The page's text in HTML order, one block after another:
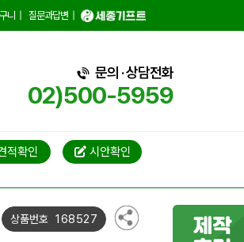
니 질문과답변
문의 · 상담전화
02)500-5959
적확인 시안확인
상품번호 168527